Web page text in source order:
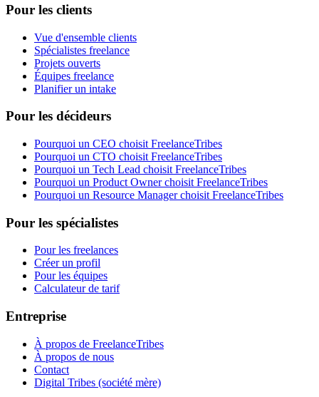
Pour les clients
Vue d'ensemble clients
Spécialistes freelance
Projets ouverts
Équipes freelance
Planifier un intake
Pour les décideurs
Pourquoi un CEO choisit FreelanceTribes
Pourquoi un CTO choisit FreelanceTribes
Pourquoi un Tech Lead choisit FreelanceTribes
Pourquoi un Product Owner choisit FreelanceTribes
Pourquoi un Resource Manager choisit FreelanceTribes
Pour les spécialistes
Pour les freelances
Créer un profil
Pour les équipes
Calculateur de tarif
Entreprise
À propos de FreelanceTribes
À propos de nous
Contact
Digital Tribes (société mère)